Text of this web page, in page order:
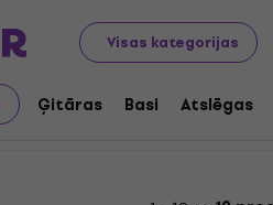
Visas kategorijas
Ģitāras Basi Atslēgas
PA Bezvadu sistēmas Bezvadu